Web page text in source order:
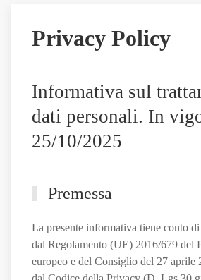
Privacy Policy
Informativa sul
dati personali. In
25/10/2025
Premessa
La presente informativa tiene conto
dal Regolamento (UE) 2016/679 del
europeo e del Consiglio del 27 aprile